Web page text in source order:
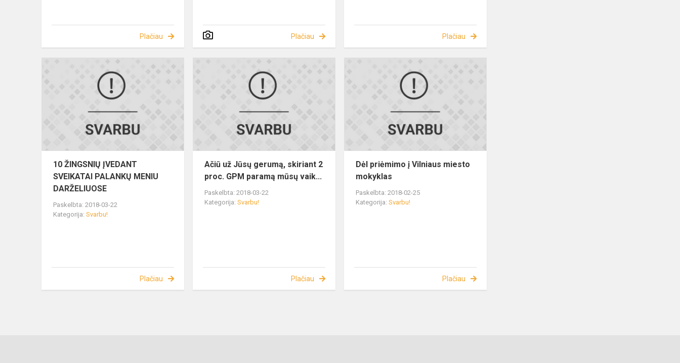
Plačiau Plačiau Plačiau
10 ŽINGSNIŲ ĮVEDANT
SVEIKATAI PALANKŲ MENIU
DARŽELIUOSE
Paskelbta: 2018-03-22
Kategorija: Svarbu!
Plačiau
Ačiū už Jūsų gerumą, skiriant 2
proc. GPM paramą mūsų vaik...
Paskelbta: 2018-03-22
Kategorija:Svarbu!
Plačiau
Dėl priėmimo į Vilniaus miesto
mokyklas
Paskelbta: 2018-02-25
Kategorija:Svarbu!
Plačiau